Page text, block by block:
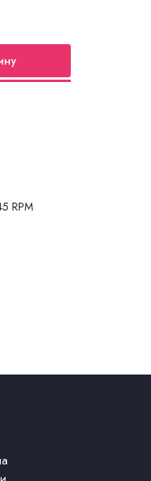
RPM